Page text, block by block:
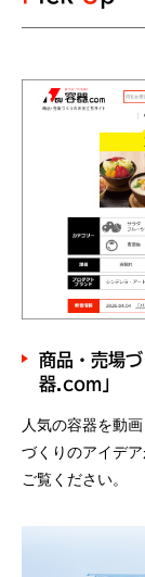
商品・売場
器.com」
人気の容器を動
づくりのアイデ
ご覧ください。